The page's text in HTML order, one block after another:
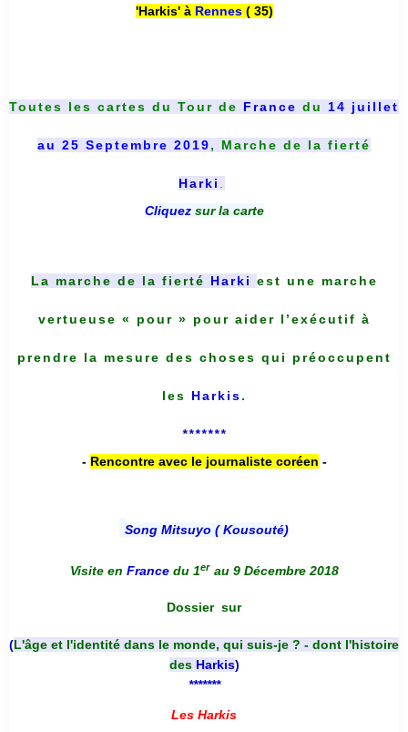
'Harkis' à Rennes( 35)
Toutes les cartes du Tour de France du 14 juillet
au 25 Septembre 2019, Marche de la fierté
Harki
Cliquez sur la carte
La marche de la fierté Harki est une marche
vertueuse « pour » pour aider l’exécutif à
prendre la mesure des choses qui préoccupent
les Harkis.
*******
- Rencontre avec le journaliste coréen -
Song Mitsuyo ( Kousouté)
Visite en France du 1er au 9 Décembre 2018
Dossier sur
(L'âge et l'identité dans le monde, qui suis-je ? - dont l'histoire
des Harkis)
*******
Les Harkis